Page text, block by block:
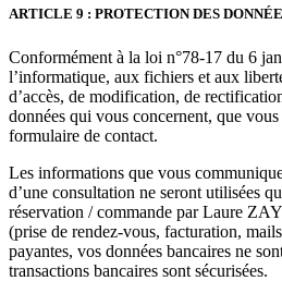
ARTICLE 9 : PROTECTION DES
Conformément à la loi n°78-17 du 6
l’informatique, aux fichiers et aux
d’accès, de modification, de
données qui vous concernent, que
formulaire de contact.
Les informations que vous
d’une consultation ne seront utilisées
réservation / commande par Laure
(prise de rendez-vous, facturation,
payantes, vos données bancaires ne
transactions bancaires sont sécurisées.